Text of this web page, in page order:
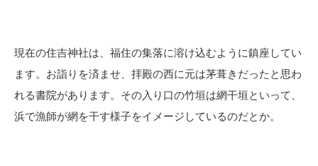
現在の住吉神社は、福住の集落に溶け込むように鎮座してい
ます。お詣りを済ませ、拝殿の西に元は茅葺きだったと思わ
れる書院があります。その入り口の竹垣は網干垣といって、
浜で漁師が網を干す様子をイメージしているのだとか。